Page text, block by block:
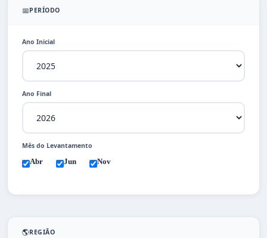
📅PERÍODO
Ano Inicial
Ano Final
Mês do Levantamento
Abr Jun Nov
🌎REGIÃO